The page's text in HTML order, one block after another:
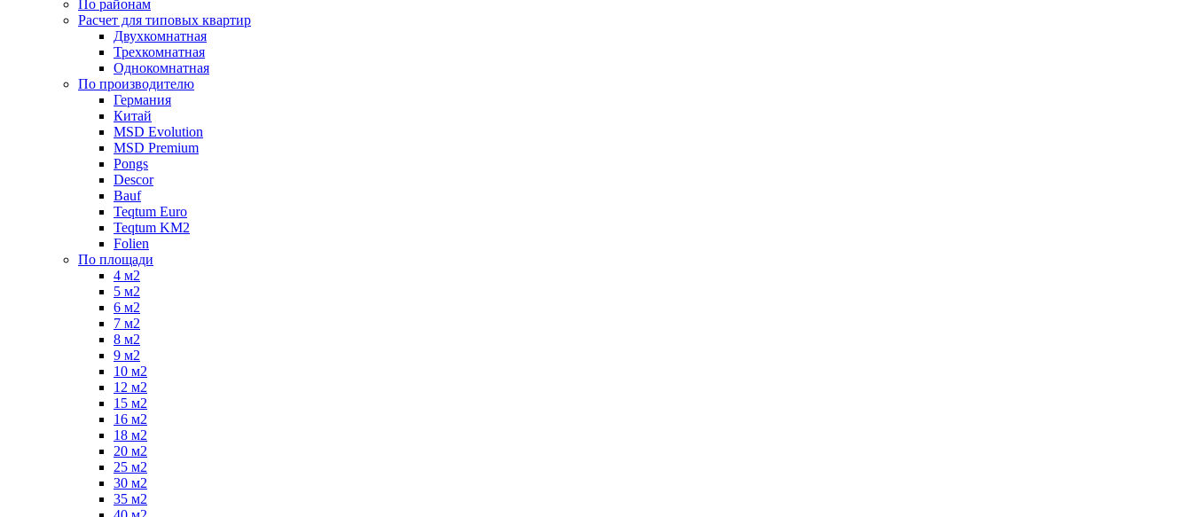
По районам
Расчет для типовых квартир
Двухкомнатная
Трехкомнатная
Однокомнатная
По производителю
Германия
Китай
MSD Evolution
MSD Premium
Pongs
Descor
Bauf
Teqtum Euro
Teqtum KM2
Folien
По площади
4 м2
5 м2
6 м2
7 м2
8 м2
9 м2
10 м2
12 м2
15 м2
16 м2
18 м2
20 м2
25 м2
30 м2
35 м2